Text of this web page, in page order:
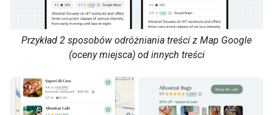
Przykład 2 sposobów odróżniania treści z Map Google
(oceny miejsca) od innych treści